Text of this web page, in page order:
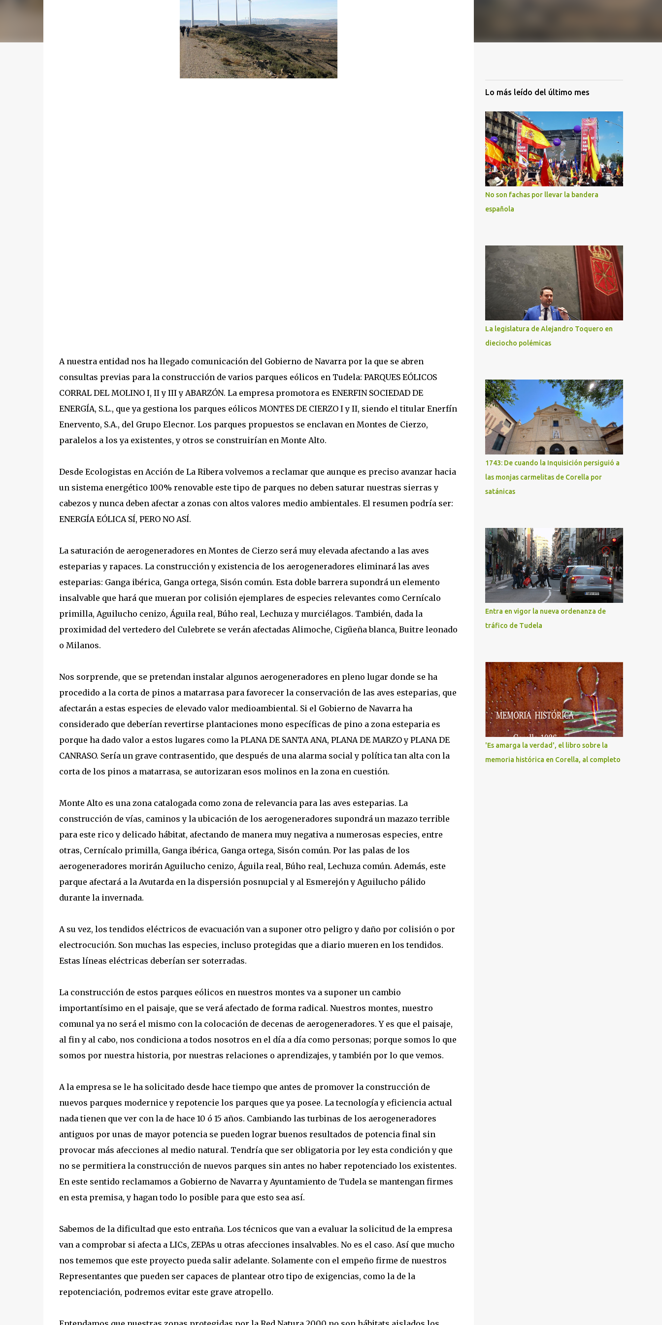
A nuestra entidad nos ha llegado comunicación del Gobierno de Navarra por la que se abren
consultas previas para la construcción de varios parques eólicos en Tudela: PARQUES EÓLICOS
CORRAL DEL MOLINO I, II y III y ABARZÓN. La empresa promotora es ENERFIN SOCIEDAD DE
ENERGÍA, S.L., que ya gestiona los parques eólicos MONTES DE CIERZO I y II, siendo el titular Enerfín
Enervento, S.A., del Grupo Elecnor. Los parques propuestos se enclavan en Montes de Cierzo,
paralelos a los ya existentes, y otros se construirían en Monte Alto.
Desde Ecologistas en Acción de La Ribera volvemos a reclamar que aunque es preciso avanzar hacia
un sistema energético 100% renovable este tipo de parques no deben saturar nuestras sierras y
cabezos y nunca deben afectar a zonas con altos valores medio ambientales. El resumen podría ser:
ENERGÍA EÓLICA SÍ, PERO NO ASÍ.
La saturación de aerogeneradores en Montes de Cierzo será muy elevada afectando a las aves
esteparias y rapaces. La construcción y existencia de los aerogeneradores eliminará las aves
esteparias: Ganga ibérica, Ganga ortega, Sisón común. Esta doble barrera supondrá un elemento
insalvable que hará que mueran por colisión ejemplares de especies relevantes como Cernícalo
primilla, Aguilucho cenizo, Águila real, Búho real, Lechuza y murciélagos. También, dada la
proximidad del vertedero del Culebrete se verán afectadas Alimoche, Cigüeña blanca, Buitre leonado
o Milanos.
Nos sorprende, que se pretendan instalar algunos aerogeneradores en pleno lugar donde se ha
procedido a la corta de pinos a matarrasa para favorecer la conservación de las aves esteparias, que
afectarán a estas especies de elevado valor medioambiental. Si el Gobierno de Navarra ha
considerado que deberían revertirse plantaciones mono específicas de pino a zona esteparia es
porque ha dado valor a estos lugares como la PLANA DE SANTA ANA, PLANA DE MARZO y PLANA DE
CANRASO. Sería un grave contrasentido, que después de una alarma social y política tan alta con la
corta de los pinos a matarrasa, se autorizaran esos molinos en la zona en cuestión.
Monte Alto es una zona catalogada como zona de relevancia para las aves esteparias. La
construcción de vías, caminos y la ubicación de los aerogeneradores supondrá un mazazo terrible
para este rico y delicado hábitat, afectando de manera muy negativa a numerosas especies, entre
otras, Cernícalo primilla, Ganga ibérica, Ganga ortega, Sisón común. Por las palas de los
aerogeneradores morirán Aguilucho cenizo, Águila real, Búho real, Lechuza común. Además, este
parque afectará a la Avutarda en la dispersión posnupcial y al Esmerejón y Aguilucho pálido
durante la invernada.
A su vez, los tendidos eléctricos de evacuación van a suponer otro peligro y daño por colisión o por
electrocución. Son muchas las especies, incluso protegidas que a diario mueren en los tendidos.
Estas líneas eléctricas deberían ser soterradas.
La construcción de estos parques eólicos en nuestros montes va a suponer un cambio
importantísimo en el paisaje, que se verá afectado de forma radical. Nuestros montes, nuestro
comunal ya no será el mismo con la colocación de decenas de aerogeneradores. Y es que el paisaje,
al fin y al cabo, nos condiciona a todos nosotros en el día a día como personas; porque somos lo que
somos por nuestra historia, por nuestras relaciones o aprendizajes, y también por lo que vemos.
A la empresa se le ha solicitado desde hace tiempo que antes de promover la construcción de
nuevos parques modernice y repotencie los parques que ya posee. La tecnología y eficiencia actual
nada tienen que ver con la de hace 10 ó 15 años. Cambiando las turbinas de los aerogeneradores
antiguos por unas de mayor potencia se pueden lograr buenos resultados de potencia final sin
provocar más afecciones al medio natural. Tendría que ser obligatoria por ley esta condición y que
no se permitiera la construcción de nuevos parques sin antes no haber repotenciado los existentes.
En este sentido reclamamos a Gobierno de Navarra y Ayuntamiento de Tudela se mantengan firmes
en esta premisa, y hagan todo lo posible para que esto sea así.
Sabemos de la dificultad que esto entraña. Los técnicos que van a evaluar la solicitud de la empresa
van a comprobar si afecta a LICs, ZEPAs u otras afecciones insalvables. No es el caso. Así que mucho
nos tememos que este proyecto pueda salir adelante. Solamente con el empeño firme de nuestros
Representantes que pueden ser capaces de plantear otro tipo de exigencias, como la de la
repotenciación, podremos evitar este grave atropello.
Lo más leído del último mes
No son fachas por llevar la bandera
española
La legislatura de Alejandro Toquero en
dieciocho polémicas
1743: De cuando la Inquisición persiguió a
las monjas carmelitas de Corella por
satánicas
Entra en vigor la nueva ordenanza de
tráfico de Tudela
'Es amarga la verdad', el libro sobre la
memoria histórica en Corella, al completo